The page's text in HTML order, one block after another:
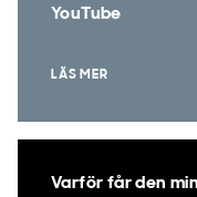
YouTube
LÄS MER
Varför får den